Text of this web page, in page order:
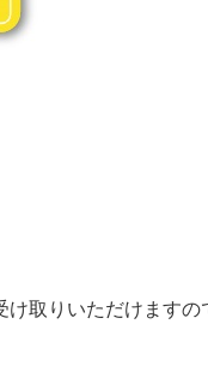
取りいただけますの